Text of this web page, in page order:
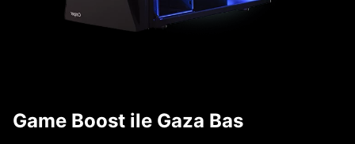
Game Boost ile Gaza Bas